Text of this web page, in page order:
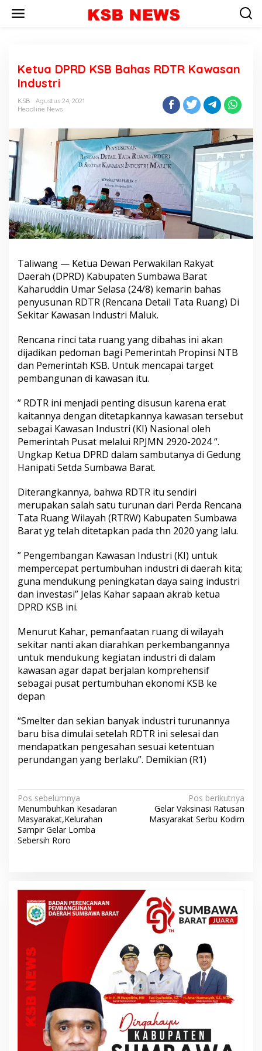
Ketua DPRD KSB Bahas RDTR Kawasan
Industri
KSB
Agustus 24, 2021
Headline News
Taliwang — Ketua Dewan Perwakilan Rakyat
Daerah (DPRD) Kabupaten Sumbawa Barat
Kaharuddin Umar Selasa (24/8) kemarin bahas
penyusunan RDTR (Rencana Detail Tata Ruang) Di
Sekitar Kawasan Industri Maluk.
Rencana rinci tata ruang yang dibahas ini akan
dijadikan pedoman bagi Pemerintah Propinsi NTB
dan Pemerintah KSB. Untuk mencapai target
pembangunan di kawasan itu.
” RDTR ini menjadi penting disusun karena erat
kaitannya dengan ditetapkannya kawasan tersebut
sebagai Kawasan Industri (KI) Nasional oleh
Pemerintah Pusat melalui RPJMN 2920-2024 “.
Ungkap Ketua DPRD dalam sambutanya di Gedung
Hanipati Setda Sumbawa Barat.
Diterangkannya, bahwa RDTR itu sendiri
merupakan salah satu turunan dari Perda Rencana
Tata Ruang Wilayah (RTRW) Kabupaten Sumbawa
Barat yg telah ditetapkan pada thn 2020 yang lalu.
” Pengembangan Kawasan Industri (KI) untuk
mempercepat pertumbuhan industri di daerah kita;
guna mendukung peningkatan daya saing industri
dan investasi” Jelas Kahar sapaan akrab ketua
DPRD KSB ini.
Menurut Kahar, pemanfaatan ruang di wilayah
sekitar nanti akan diarahkan perkembangannya
untuk mendukung kegiatan industri di dalam
kawasan agar dapat berjalan komprehensif
sebagai pusat pertumbuhan ekonomi KSB ke
depan
“Smelter dan sekian banyak industri turunannya
baru bisa dimulai setelah RDTR ini selesai dan
mendapatkan pengesahan sesuai ketentuan
perundangan yang berlaku”. Demikian (R1)
N
a
v
o
Pos sebelumnya
Menumbuhkan Kesadaran
Masyarakat,Kelurahan
Sampir Gelar Lomba
Sebersih Roro
Pos berikutnya
Gelar Vaksinasi Ratusan
Masyarakat Serbu Kodim